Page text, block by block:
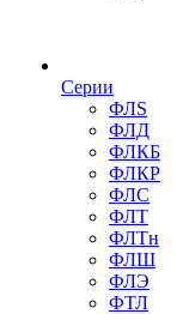
Серии
ФЛS
ФЛД
ФЛКБ
ФЛКР
ФЛС
ФЛТ
ФЛТн
ФЛШ
ФЛЭ
ФТЛ